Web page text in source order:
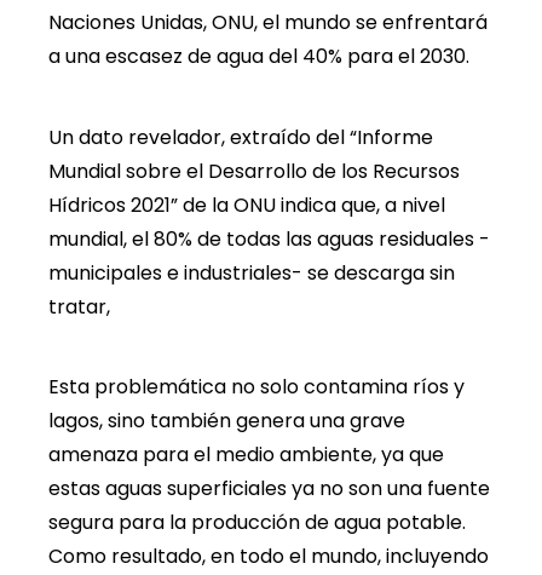
Naciones Unidas, ONU, el mundo se enfrentará
a una escasez de agua del 40% para el 2030.
Un dato revelador, extraído del “Informe
Mundial sobre el Desarrollo de los Recursos
Hídricos 2021” de la ONU indica que, a nivel
mundial, el 80% de todas las aguas residuales -
municipales e industriales- se descarga sin
tratar,
Esta problemática no solo contamina ríos y
lagos, sino también genera una grave
amenaza para el medio ambiente, ya que
estas aguas superficiales ya no son una fuente
segura para la producción de agua potable.
Como resultado, en todo el mundo, incluyendo